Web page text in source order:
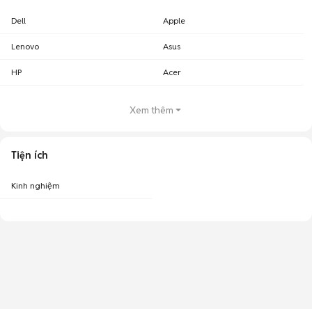
Dell Apple
Lenovo Asus
HP Acer
Xem thêm
Tiện ích
Kinh nghiệm